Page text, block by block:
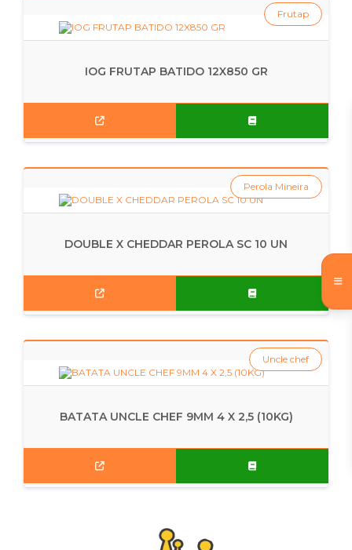
IOG FRUTAP BATIDO 12X850 GR
Frutap
DOUBLE X CHEDDAR PEROLA SC 10 UN
Perola Mineira
BATATA UNCLE CHEF 9MM 4 X 2,5 (10KG)
Uncle chef